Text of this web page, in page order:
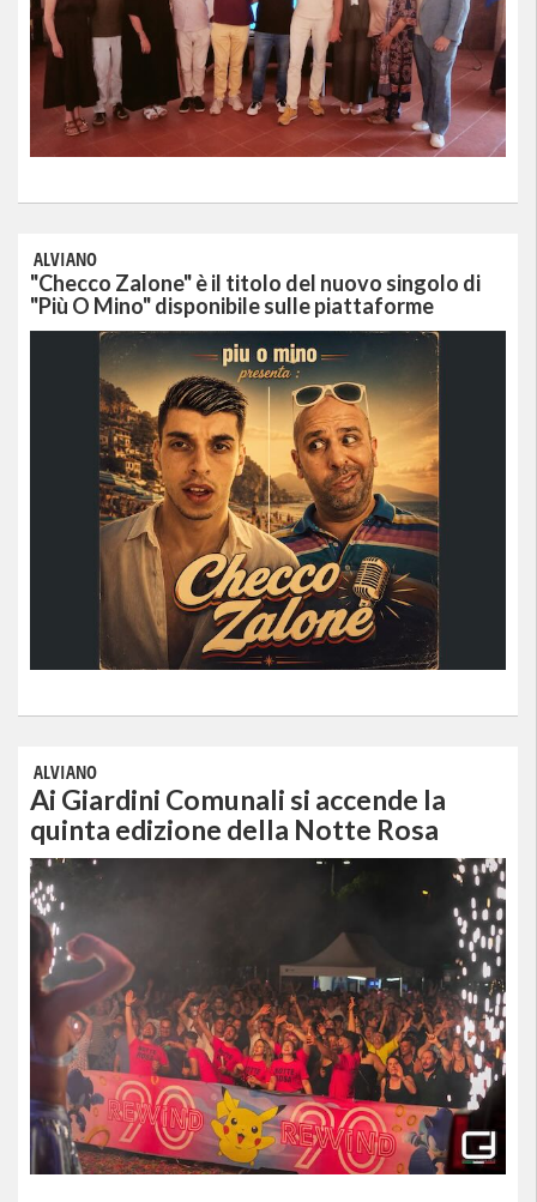
ALVIANO
"Checco Zalone" è il titolo del nuovo singolo di
"Più O Mino" disponibile sulle piattaforme
ALVIANO
Ai Giardini Comunali si accende la
quinta edizione della Notte Rosa